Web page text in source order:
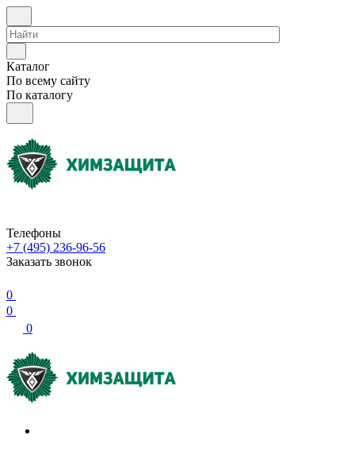
Каталог
По всему сайту
По каталогу
Телефоны
+7 (495) 236-96-56
Заказать звонок
0
0
0